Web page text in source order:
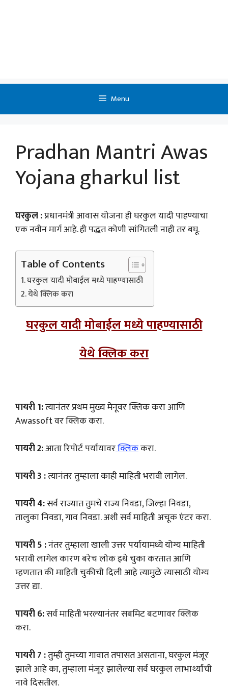
Menu
Pradhan Mantri Awas
Yojana gharkul list
घरकुल :प्रधानमंत्री आवास योजना ही घरकुल यादी पाहण्याचा
एक नवीन मार्ग आहे. ही पद्धत कोणी सांगितली नाही तर बघू.
Table of Contents
घरकुल यादी मोबाईल मध्ये पाहण्यासाठी
येथे क्लिक करा
घरकुल यादी मोबाईल मध्ये पाहण्यासाठी
येथे क्लिक करा
पायरी 1:त्यानंतर प्रथम मुख्य मेनूवर क्लिक करा आणि
Awassoft वर क्लिक करा.
पायरी 2:आता रिपोर्ट पर्यायावरक्लिककरा.
पायरी 3 :त्यानंतर तुम्हाला काही माहिती भरावी लागेल.
पायरी 4:सर्व राज्यात तुमचे राज्य निवडा, जिल्हा निवडा,
तालुका निवडा, गाव निवडा. अशी सर्व माहिती अचूक एंटर करा.
पायरी 5 :नंतर तुम्हाला खाली उत्तर पर्यायामध्ये योग्य माहिती
भरावी लागेल कारण बरेच लोक इथे चुका करतात आणि
म्हणतात की माहिती चुकीची दिली आहे त्यामुळे त्यासाठी योग्य
उत्तर द्या.
पायरी 6:सर्व माहिती भरल्यानंतर सबमिट बटणावर क्लिक
करा.
पायरी 7 :तुम्ही तुमच्या गावात तपासत असताना, घरकुल मंजूर
झाले आहे का, तुम्हाला मंजूर झालेल्या सर्व घरकुल लाभार्थ्यांची
नावे दिसतील.